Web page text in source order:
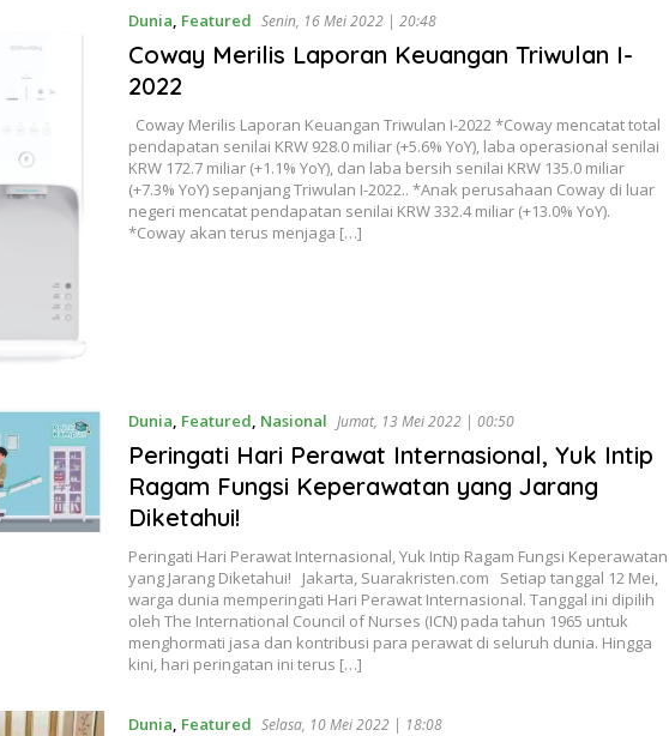
Dunia Featured Senin, 16 Mei 2022 | 20:48
Coway Merilis Laporan Keuangan Triwulan I-
2022
Coway Merilis Laporan Keuangan Triwulan I-2022 *Coway mencatat total
pendapatan senilai KRW 928.0 miliar (+5.6% YoY), laba operasional senilai
KRW 172.7 miliar (+1.1% YoY), dan laba bersih senilai KRW 135.0 miliar
(+7.3% YoY) sepanjang Triwulan I-2022.. *Anak perusahaan Coway di luar
negeri mencatat pendapatan senilai KRW 332.4 miliar (+13.0% YoY).
*Coway akan terus menjaga […]
Dunia, Featured, Nasional Jumat, 13 Mei 2022 | 00:50
Peringati Hari Perawat Internasional, Yuk Intip
Ragam Fungsi Keperawatan yang Jarang
Diketahui!
Peringati Hari Perawat Internasional, Yuk Intip Ragam Fungsi Keperawatan
yang Jarang Diketahui! Jakarta, Suarakristen.com Setiap tanggal 12 Mei,
warga dunia memperingati Hari Perawat Internasional. Tanggal ini dipilih
oleh The International Council of Nurses (ICN) pada tahun 1965 untuk
menghormati jasa dan kontribusi para perawat di seluruh dunia. Hingga
kini, hari peringatan ini terus […]
Dunia, Featured Selasa, 10 Mei 2022 | 18:08